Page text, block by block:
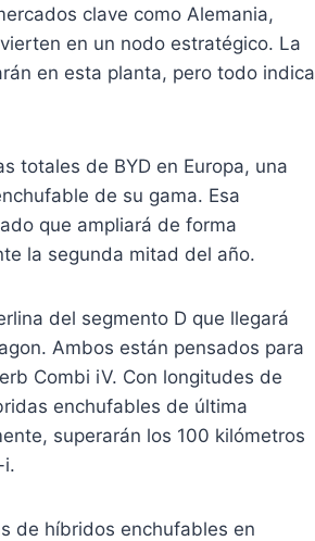
clave como Alemania,
en un nodo estratégico. La
en esta planta, pero todo indica
totales de BYD en Europa, una
de su gama. Esa
que ampliará de forma
la segunda mitad del año.
del segmento D que llegará
Ambos están pensados para
Combi iV. Con longitudes de
enchufables de última
superarán los 100 kilómetros
i.
de híbridos enchufables en